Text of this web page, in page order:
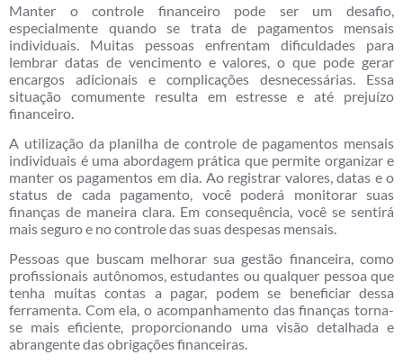
Manter o controle financeiro pode ser um desafio,
especialmente quando se trata de pagamentos mensais
individuais. Muitas pessoas enfrentam dificuldades para
lembrar datas de vencimento e valores, o que pode gerar
encargos adicionais e complicações desnecessárias. Essa
situação comumente resulta em estresse e até prejuízo
financeiro.
A utilização da planilha de controle de pagamentos mensais
individuais é uma abordagem prática que permite organizar e
manter os pagamentos em dia. Ao registrar valores, datas e o
status de cada pagamento, você poderá monitorar suas
finanças de maneira clara. Em consequência, você se sentirá
mais seguro e no controle das suas despesas mensais.
Pessoas que buscam melhorar sua gestão financeira, como
profissionais autônomos, estudantes ou qualquer pessoa que
tenha muitas contas a pagar, podem se beneficiar dessa
ferramenta. Com ela, o acompanhamento das finanças torna-
se mais eficiente, proporcionando uma visão detalhada e
abrangente das obrigações financeiras.